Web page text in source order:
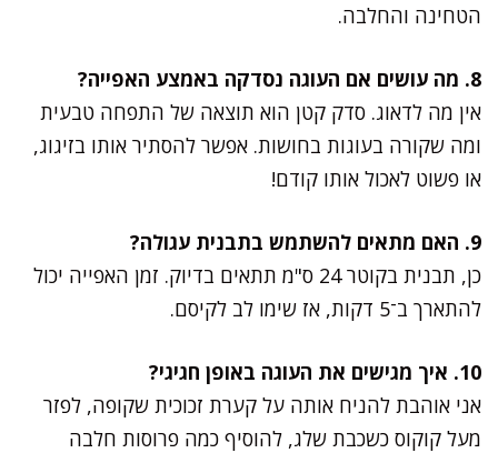
הטחינה והחלבה.
8. מה עושים אם העוגה נסדקה באמצע האפייה?
אין מה לדאוג. סדק קטן הוא תוצאה של התפחה טבעית
ומה שקורה בעוגות בחושות. אפשר להסתיר אותו בזיגוג,
או פשוט לאכול אותו קודם!
9. האם מתאים להשתמש בתבנית עגולה?
כן, תבנית בקוטר 24 ס"מ תתאים בדיוק. זמן האפייה יכול
להתארך ב־5 דקות, אז שימו לב לקיסם.
10. איך מגישים את העוגה באופן חגיגי?
אני אוהבת להניח אותה על קערת זכוכית שקופה, לפזר
מעל קוקוס כשכבת שלג, להוסיף כמה פרוסות חלבה